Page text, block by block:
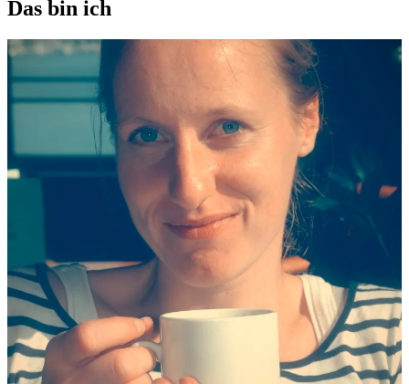
Das bin ich